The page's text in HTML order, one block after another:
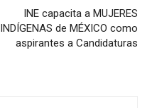
INE capacita a MUJERES
INDÍGENAS de MÉXICO como
aspirantes a Candidaturas